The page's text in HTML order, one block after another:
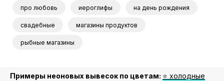
про любовь иероглифы на день рождения
свадебные магазины продуктов
рыбные магазины
Примеры неоновых вывесок по цветам: ⭐️ холодные